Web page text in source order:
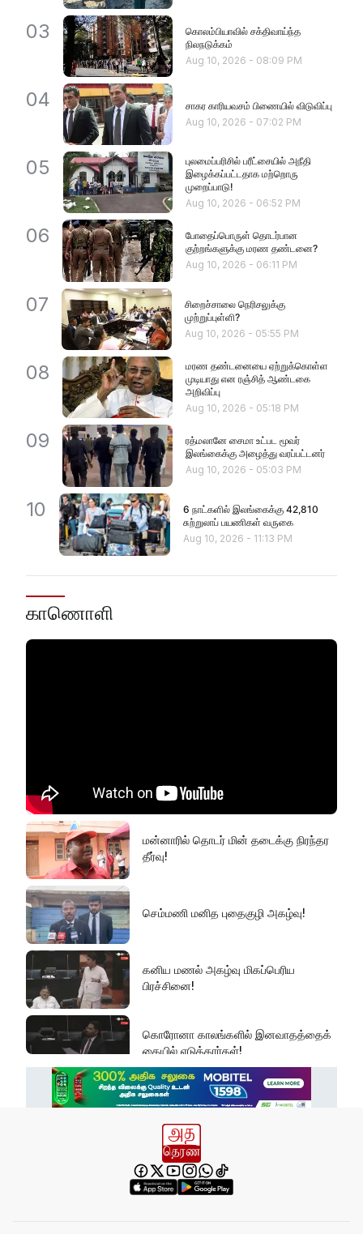
03
கொலம்பியாவில் சக்திவாய்ந்த
நிலநடுக்கம்
Aug 10, 2026 - 08:09 PM
04
சாகர காரியவசம் பிணையில் விடுவிப்பு
Aug 10, 2026 - 07:02 PM
05
புலமைப்பரிசில் பரீட்சையில் அநீதி
இழைக்கப்பட்டதாக மற்றொரு
முறைப்பாடு!
Aug 10, 2026 - 06:52 PM
06
போதைப்பொருள் தொடர்பான
குற்றங்களுக்கு மரண தண்டனை?
Aug 10, 2026 - 06:11 PM
07
சிறைச்சாலை நெரிசலுக்கு
முற்றுப்புள்ளி?
Aug 10, 2026 - 05:55 PM
08
மரண தண்டனையை ஏற்றுக்கொள்ள
முடியாது என ரஞ்சித் ஆண்டகை
அறிவிப்பு
Aug 10, 2026 - 05:18 PM
09
ரத்மலானே சைமா உட்பட மூவர்
இலங்கைக்கு அழைத்து வரப்பட்டனர்
Aug 10, 2026 - 05:03 PM
10
6 நாட்களில் இலங்கைக்கு 42,810
சுற்றுலாப் பயணிகள் வருகை
Aug 10, 2026 - 11:13 PM
காணொளி
மன்னாரில் தொடர் மின் தடைக்கு நிரந்தர
தீர்வு!
செம்மணி மனித புதைகுழி அகழ்வு!
கனிய மணல் அகழ்வு மிகப்பெரிய
பிரச்சினை!
கொரோனா காலங்களில் இனவாதத்தைக்
கையில் எடுத்தார்கள்!
தமிழரசுக்கட்சியின் கருத்துகளைப் பற்றி
இது அதனுடன் சம்பந்தப்பட்ட கேள்விதான்
ஐயா!